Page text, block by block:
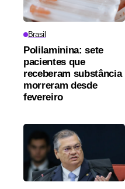
Brasil
Polilaminina: sete
pacientes que
receberam substância
morreram desde
fevereiro